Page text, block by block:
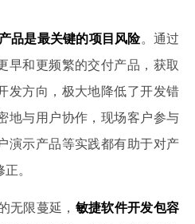
品是最关键的项目风险。通过
早和更频繁的交付产品，获取
发方向，极大地降低了开发错
地与用户协作，现场客户参与
演示产品等实践都有助于对产
。
无限蔓延， 敏捷软件开发包容